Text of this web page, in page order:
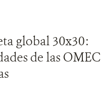
global 30x30:
de las OMEC